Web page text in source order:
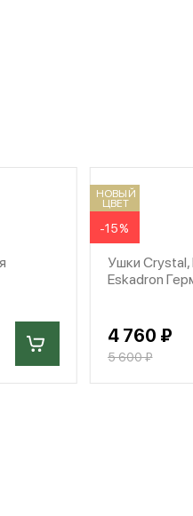
НОВЫЙ
ЦВЕТ
-15%
Ушки
Eskadron
4 760 ₽
5 600 ₽